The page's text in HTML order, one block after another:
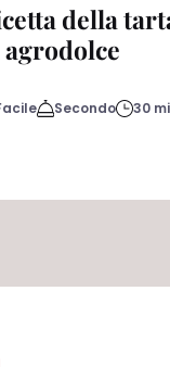
della
Secondo 30